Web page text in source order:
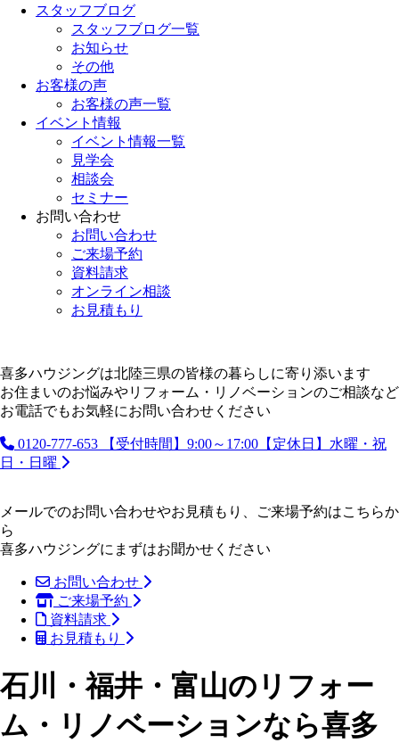
スタッフブログ
スタッフブログ一覧
お知らせ
その他
お客様の声
お客様の声一覧
イベント情報
イベント情報一覧
見学会
相談会
セミナー
お問い合わせ
お問い合わせ
ご来場予約
資料請求
オンライン相談
お見積もり
喜多ハウジングは北陸三県の皆様の暮らしに寄り添います
お住まいのお悩みやリフォーム・リノベーションのご相談など
お電話でもお気軽にお問い合わせください
0120-777-653
【受付時間】9:00～17:00【定休日】水曜・祝
日・日曜
メールでのお問い合わせやお見積もり、ご来場予約はこちらか
ら
喜多ハウジングにまずはお聞かせください
お問い合わせ
ご来場予約
資料請求
お見積もり
石川・福井・富山のリフォー
ム・リノベーションなら喜多